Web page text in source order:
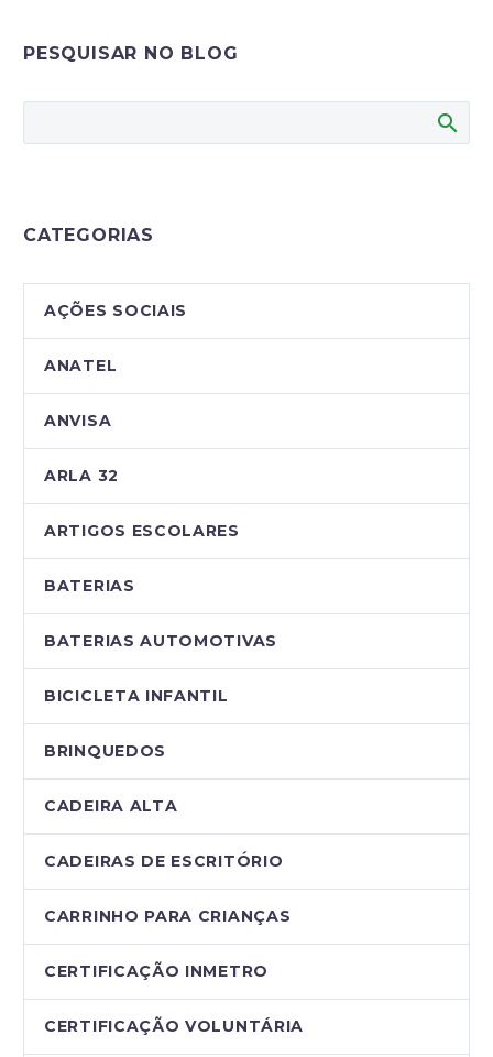
PESQUISAR NO BLOG
CATEGORIAS
AÇÕES SOCIAIS
ANATEL
ANVISA
ARLA 32
ARTIGOS ESCOLARES
BATERIAS
BATERIAS AUTOMOTIVAS
BICICLETA INFANTIL
BRINQUEDOS
CADEIRA ALTA
CADEIRAS DE ESCRITÓRIO
CARRINHO PARA CRIANÇAS
CERTIFICAÇÃO INMETRO
CERTIFICAÇÃO VOLUNTÁRIA